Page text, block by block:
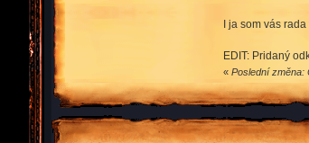
I ja som vás
EDIT: Pridaný
« Poslední změna: